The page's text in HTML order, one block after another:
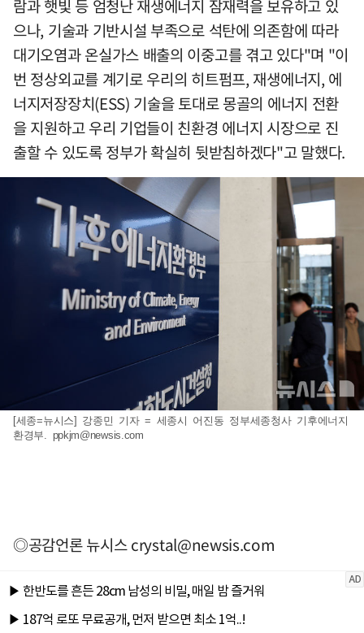
람과 햇빛 등 엄청난 재생에너지 잠재력을 보유하고 있
으나, 기술과 기반시설 부족으로 석탄에 의존함에 따라
대기오염과 온실가스 배출의 이중고를 겪고 있다"며 "이
번 정상외교를 계기로 우리의 히트펌프, 재생에너지, 에
너지저장장치(ESS) 기술을 토대로 몽골의 에너지 전환
을 지원하고 우리 기업들이 친환경 에너지 시장으로 진
출할 수 있도록 정부가 확실히 뒷받침하겠다"고 말했다.
[세종=뉴시스] 강종민 기자 = 세종시 어진동 정부세종청사 기후에너지
환경부. ppkjm@newsis.com
◎공감언론 뉴시스crystal@newsis.com